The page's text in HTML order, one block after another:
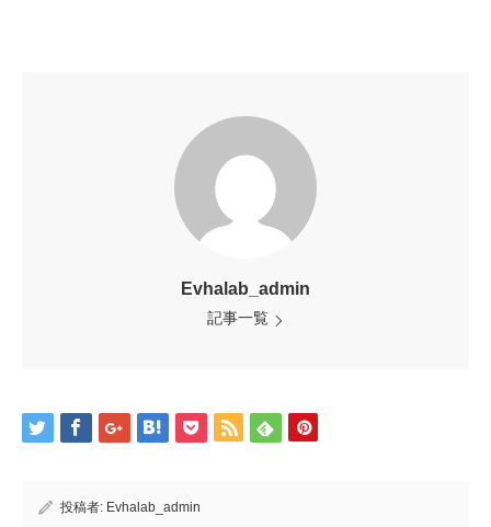
Evhalab_admin
記事一覧
投稿者: Evhalab_admin